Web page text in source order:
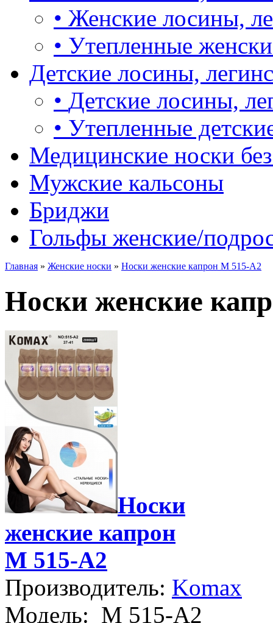
• Женские лосины,
• Утепленные
Детские лосины,
• Детские лосины,
• Утепленные
Медицинские носки
Мужские кальсоны
Бриджи
Гольфы женские/
Главная » Женские носки » Носки женские капрон М 515-A2
Носки женские
Носки
женские капрон
М 515-A2
Производитель: Komax
Модель: М 515-A2